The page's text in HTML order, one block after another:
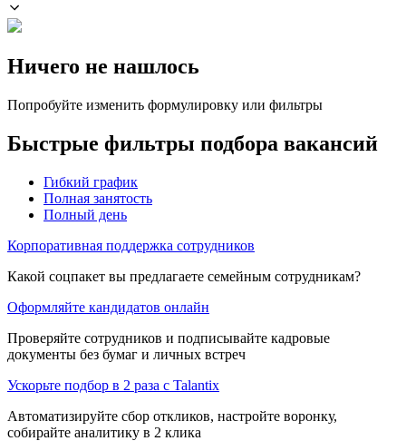
Ничего не нашлось
Попробуйте изменить формулировку или фильтры
Быстрые фильтры подбора вакансий
Гибкий график
Полная занятость
Полный день
Корпоративная поддержка сотрудников
Какой соцпакет вы предлагаете семейным сотрудникам?
Оформляйте кандидатов онлайн
Проверяйте сотрудников и подписывайте кадровые
документы без бумаг и личных встреч
Ускорьте подбор в 2 раза с Talantix
Автоматизируйте сбор откликов, настройте воронку,
собирайте аналитику в 2 клика